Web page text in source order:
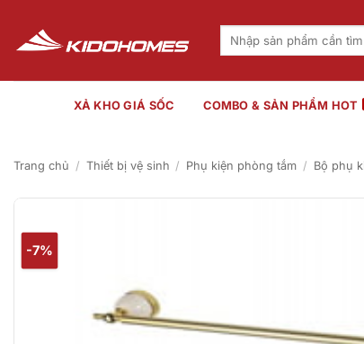
nội
dung
Tìm
XẢ KHO GIÁ SỐC COMBO & SẢN PHẨM HOT
Trang chủ / Thiết bị vệ sinh / Phụ kiện phòng tắm / Bộ phụ
-7%